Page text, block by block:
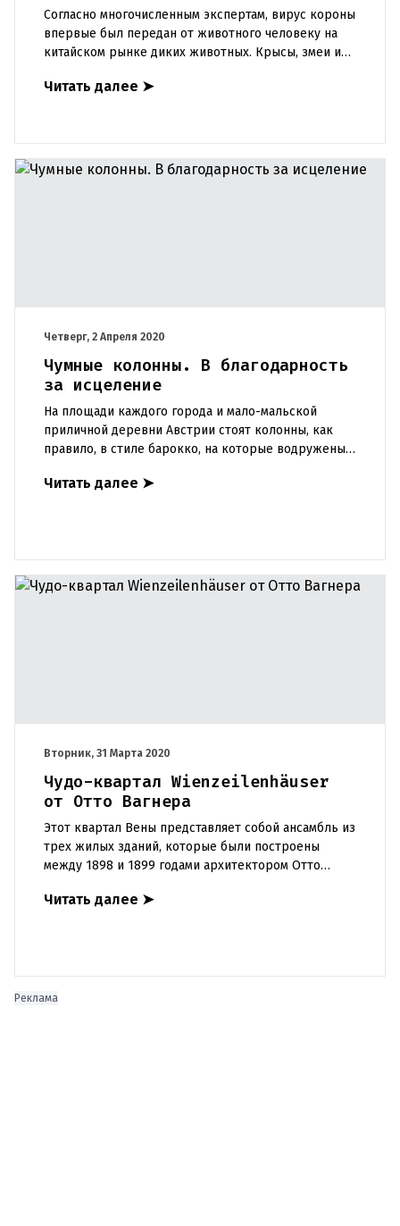
Согласно многочисленным экспертам, вирус короны
впервые был передан от животного человеку на
китайском рынке диких животных. Крысы, змеи и
уличных рынках
Читать далее ➤
Четверг, 2 Апреля 2020
Чумные колонны. В благодарность
за исцеление
На площади каждого города и мало-мальской
приличной деревни Австрии стоят колонны, как
правило, в стиле барокко, на которые водружены
воздвигались, как пр
Читать далее ➤
Вторник, 31 Марта 2020
Чудо-квартал Wienzeilenhäuser
от Отто Вагнера
Этот квартал Вены представляет собой ансамбль из
трех жилых зданий, которые были построены
между 1898 и 1899 годами архитектором Отто
1898 году. Фасад по
Читать далее ➤
Реклама